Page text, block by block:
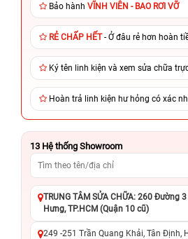
Bảo hành VĨNH VIỄN - BAO RƠI VỠ
RẺ CHẤP HẾT- Ở đâu rẻ hơn hoàn
Ký tên linh kiện và xem sửa chữa
Hoàn trả linh kiện hư hỏng có xác
13 Hệ thống Showroom
TRUNG TÂM SỬA CHỮA: 260 Đường
Hưng, TP.HCM (Quận 10 cũ)
249 -251 Trần Quang Khải, Tân Định,